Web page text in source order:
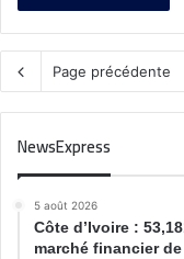
Page précédente
NewsExpress
5 août 2026
Côte d’Ivoire :
marché financier de